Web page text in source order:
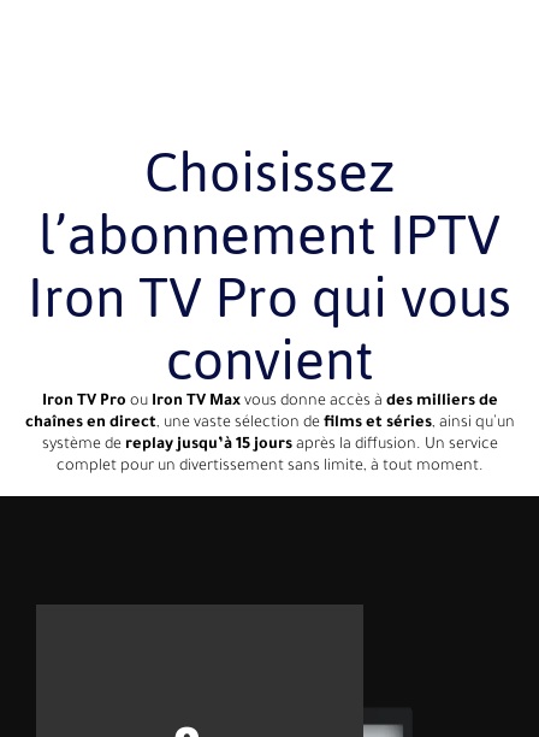
Choisissez
l’abonnement IPTV
Iron TV Pro qui vous
convient
Iron TV Pro ou Iron TV Maxvous donne accès à des milliers de
chaînes en direct, une vaste sélection de films et séries, ainsi qu’un
système de replay jusqu’à 15 joursaprès la diffusion. Un service
complet pour un divertissement sans limite, à tout moment.